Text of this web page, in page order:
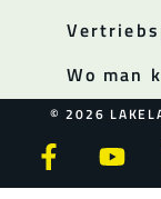
Wo man
© 2026